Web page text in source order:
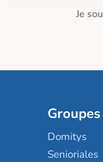
Je
Domitys
Senioriales